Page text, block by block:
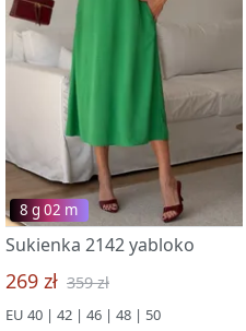
8 g 02 m
Sukienka 2142 yabloko
269 zł 359 zł
EU 40 | 42 | 46 | 48 | 50